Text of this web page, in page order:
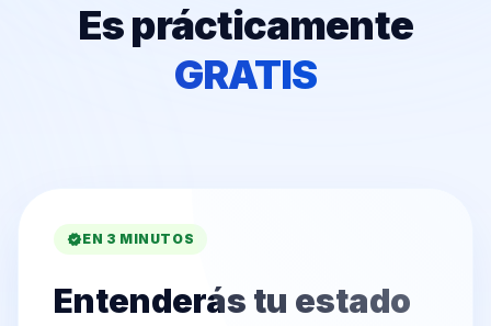
Es prácticamente
GRATIS
verifiedEN 3 MINUTOS
Entenderás tu estado